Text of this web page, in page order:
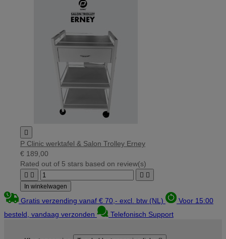

P Clinic werktafel & Salon Trolley Erney
€ 189,00
Rated out of 5 stars based on review(s)
   
In winkelwagen
Gratis verzending vanaf € 70,- excl. btw (NL)
Voor 15:00
besteld, vandaag verzonden
Telefonisch Support